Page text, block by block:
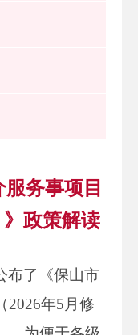
服务事项目
政策解读
布了《保山市
2026年5月修